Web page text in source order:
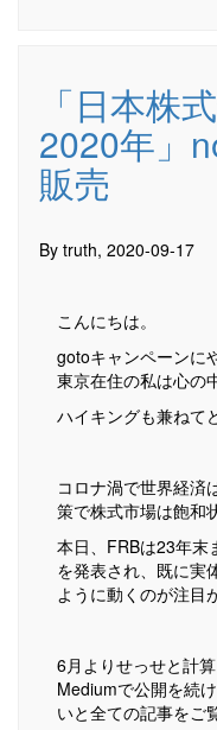
「日本株
2020年」
販売
By truth, 2020-09-17
こんにちは。
gotoキャンペーンに
東京在住の私は心の
ハイキングも兼ねて
コロナ渦で世界経済
策で株式市場は飽和
本日、FRBは23年末
を発表され、既に実
ように動くのが注目
6月よりせっせと計
Mediumで公開を続
いと全ての記事をご